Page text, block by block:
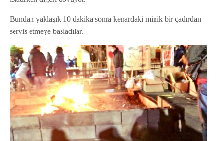
Bundan yaklaşık 10 dakika sonra kenardaki minik bir çadırdan
servis etmeye başladılar.